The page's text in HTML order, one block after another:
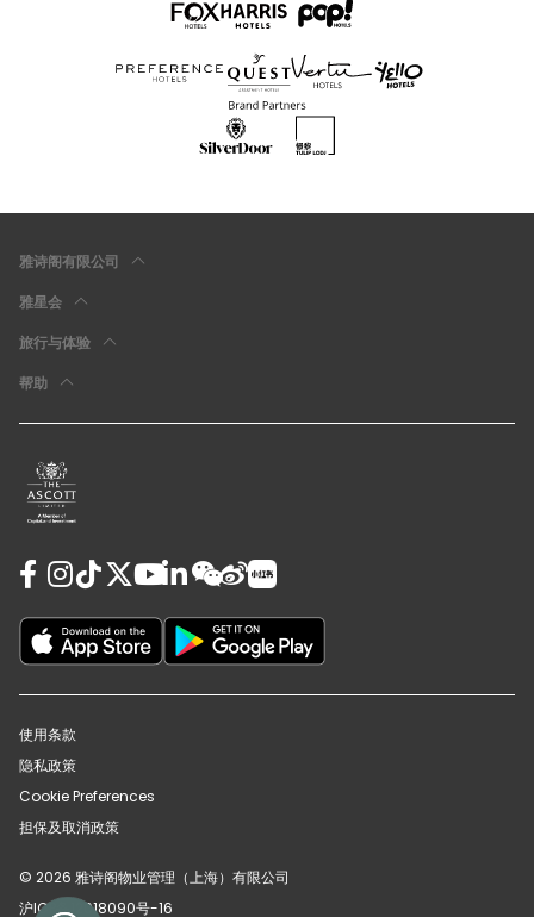
雅诗阁有限公司
雅星会
旅行与体验
帮助
使用条款
隐私政策
Cookie Preferences
担保及取消政策
© 2026 雅诗阁物业管理（上海）有限公司
沪ICP备12018090号-16